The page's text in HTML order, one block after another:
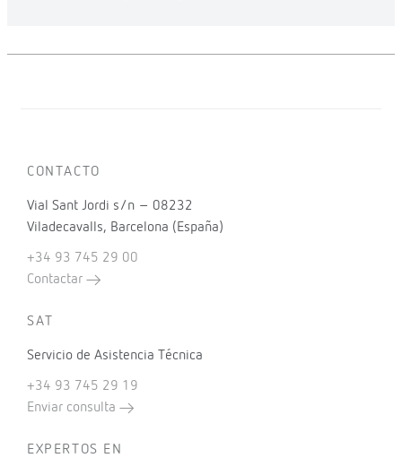
CONTACTO
Vial Sant Jordi s/n – 08232
Viladecavalls, Barcelona (España)
+34 93 745 29 00
Contactar
SAT
Servicio de Asistencia Técnica
+34 93 745 29 19
Enviar consulta
EXPERTOS EN